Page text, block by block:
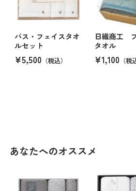
バス・フェイスタオ
ルセット
¥5,500 （税込）
日繊商工
タオル
¥1,100 （税
あなたへのオススメ